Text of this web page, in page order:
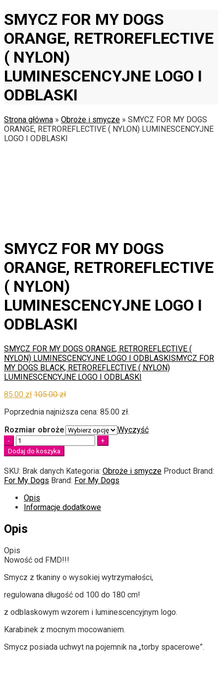
SMYCZ FOR MY DOGS
ORANGE, RETROREFLECTIVE
( NYLON)
LUMINESCENCYJNE LOGO I
ODBLASKI
Strona główna » Obroże i smycze » SMYCZ FOR MY DOGS
ORANGE, RETROREFLECTIVE ( NYLON) LUMINESCENCYJNE
LOGO I ODBLASKI
SMYCZ FOR MY DOGS
ORANGE, RETROREFLECTIVE
( NYLON)
LUMINESCENCYJNE LOGO I
ODBLASKI
SMYCZ FOR MY DOGS ORANGE, RETROREFLECTIVE (
NYLON) LUMINESCENCYJNE LOGO I ODBLASKI SMYCZ FOR
MY DOGS BLACK, RETROREFLECTIVE ( NYLON)
LUMINESCENCYJNE LOGO I ODBLASKI
85.00 zł 105.00zł
Poprzednia najniższa cena: 85.00 zł.
Rozmiar obroże
Wyczyść
Quantity
Dodaj do koszyka
SKU: Brak danych Kategoria: Obroże i smycze Product Brand:
For My Dogs Brand: For My Dogs
Opis
Informacje dodatkowe
Opis
Opis
Nowość od FMD!!!
Smycz z tkaniny o wysokiej wytrzymałości,
regulowana długość od 100 do 180 cm!
z odblaskowym wzorem i luminescencyjnym logo.
Karabinek z mocnym mocowaniem.
Smycz posiada uchwyt na pojemnik na „torby spacerowe”.